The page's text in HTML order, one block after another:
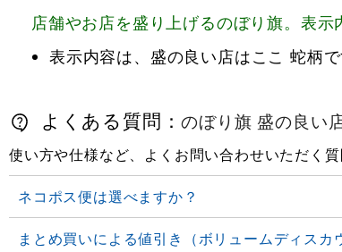
店舗やお店を盛り上げるのぼり旗。表示
表示内容は、盛の良い店はここ 蛇柄で
よくある質問：のぼり旗 盛の良い
使い方や仕様など、よくお問い合わせいただく
ネコポス便は選べますか？
まとめ買いによる値引き（ボリュームディスカ